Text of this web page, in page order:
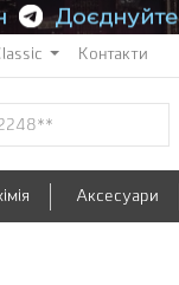
Контакти
Аксесуари